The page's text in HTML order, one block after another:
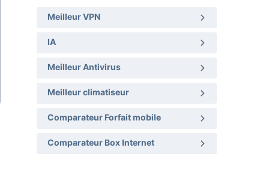
Meilleur VPN
IA
Meilleur Antivirus
Meilleur climatiseur
Comparateur Forfait mobile
Comparateur Box Internet